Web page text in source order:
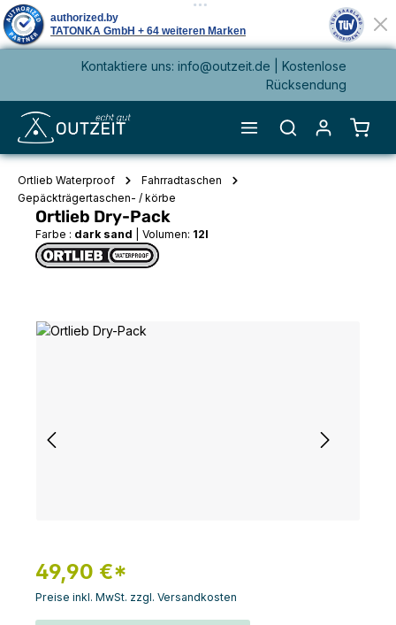
springenKontaktiere uns: info@outzeit.de | Kostenlose
Rücksendung
Ortlieb Waterproof
Fahrradtaschen
Gepäckträgertaschen- / körbe
Ortlieb Dry-Pack
Farbe : dark sand Volumen: 12l
Bildergalerie überspringen
49,90 €*
Preise inkl. MwSt. zzgl. Versandkosten